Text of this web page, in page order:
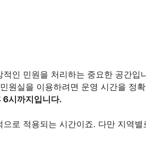
인 민원을 처리하는 중요한 공간
원실을 이용하려면 운영 시간을 정
6시까지입니다.
로 적용되는 시간이죠. 다만 지역